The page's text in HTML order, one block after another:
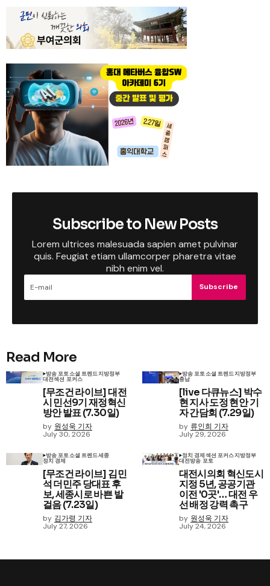
Subscribe to New Posts
Lorem ultrices malesuada sapien amet pulvinar
quis. Feugiat etiam ullamcorper pharetra vitae
nibh enim vel.
Subscribe
Read More
방송 포토소셜 트렌드지방정부
대전섹션 포커스
[무조건 라이브] 대전
시 민선9기 재정혁신
방안 발표 (7.30일)
by 원성욱 기자
July 30, 2026
방송 포토소셜 트렌드지방정부
충남
[live 다큐뉴스] 박수
현 지사 도정 현안 기
자 간담회 (7.29일)
by 류인희 기자
July 29, 2026
방송 포토소셜 트렌드세종
정치 경제
[무조건 라이브] 김민
석 더민주 당대표 후
보, 세종시로 바쁜 발
걸음 (7.23일)
by 김가령 기자
July 27, 2026
정치 경제섹션 포커스지방정부
대전방송 포토
대전시의회 혁신도시
지정 5년, 공공기관
이전 '0곳'… 대전 우
선 배정 강력 촉구
by 원성욱 기자
July 24, 2026